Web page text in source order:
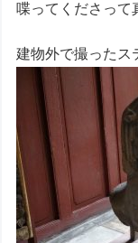
喋ってくださって
建物外で撮ったス